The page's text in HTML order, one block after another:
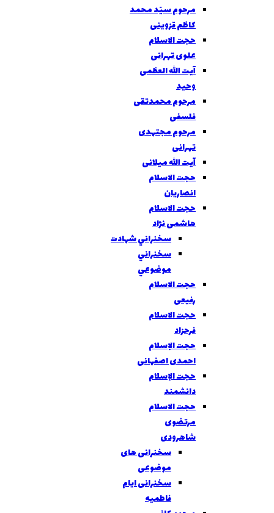
مرحوم سیّد محمد
کاظم قزوینی
حجت الاسلام
علوی تهرانی
آیت الله العظمی
مرحوم محمدتقی
مرحوم مجتهدی
آیت الله میلانی
حجت الاسلام
حجت الاسلام
هاشمی نژاد
سخنراني شهادت
سخنراني
حجت الاسلام
حجت الاسلام
حجت الإسلام
احمدی اصفهانی
حجت الإسلام
حجت الاسلام
سخنرانی های
سخنرانی ایام